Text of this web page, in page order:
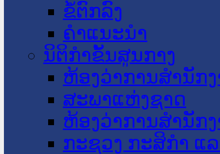
ຂໍ້ຕົກລົງ
ຄໍາແນະນໍາ
ນິຕິກໍາຂັ້ນສູນກາງ
ຫ້ອງວ່າການສໍານັກ
ສະພາແຫ່ງຊາດ
ຫ້ອງວ່າການສຳນັກ
ກະຊວງ ກະສິກຳ ແ